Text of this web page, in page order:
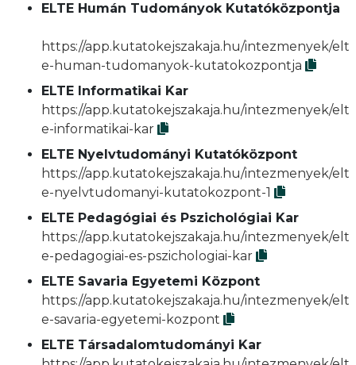
ELTE Humán Tudományok Kutatóközpontja
https://app.kutatokejszakaja.hu/intezmenyek/elt
e-human-tudomanyok-kutatokozpontja
ELTE Informatikai Kar
https://app.kutatokejszakaja.hu/intezmenyek/elt
e-informatikai-kar
ELTE Nyelvtudományi Kutatóközpont
https://app.kutatokejszakaja.hu/intezmenyek/elt
e-nyelvtudomanyi-kutatokozpont-1
ELTE Pedagógiai és Pszichológiai Kar
https://app.kutatokejszakaja.hu/intezmenyek/elt
e-pedagogiai-es-pszichologiai-kar
ELTE Savaria Egyetemi Központ
https://app.kutatokejszakaja.hu/intezmenyek/elt
e-savaria-egyetemi-kozpont
ELTE Társadalomtudományi Kar